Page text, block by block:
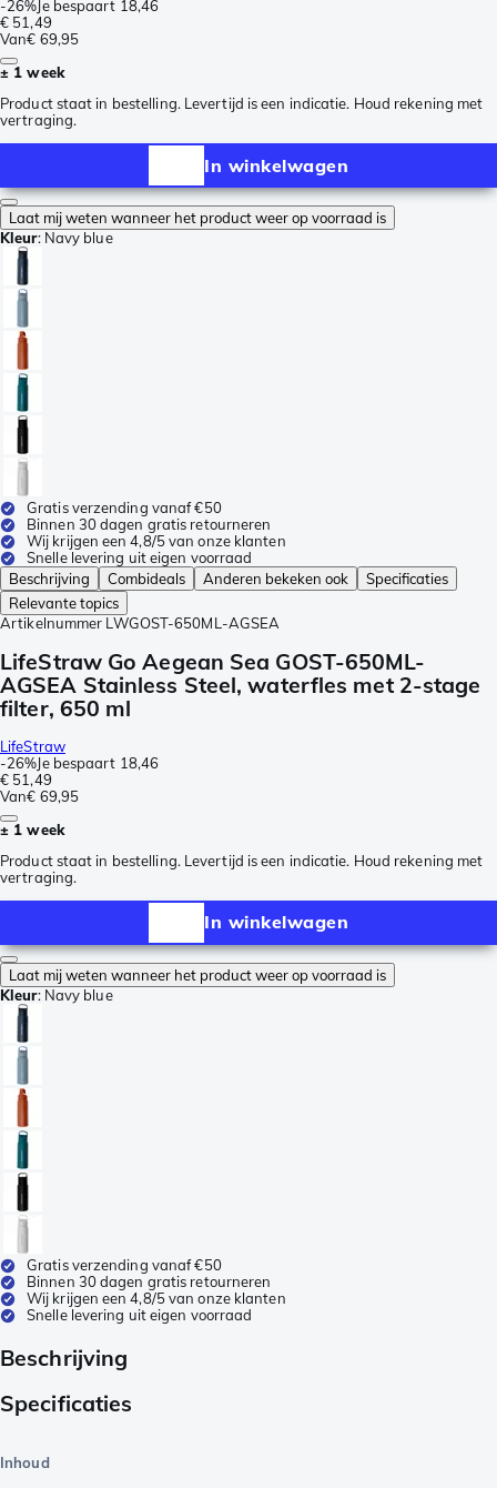
-26% Je bespaart 18,46
€ 51,49
Van€ 69,95
± 1 week
Product staat in bestelling. Levertijd is een indicatie. Houd rekening met
vertraging.
In winkelwagen
Laat mij weten wanneer het product weer op voorraad is
Kleur: Navy blue
Gratis verzending vanaf €50
Binnen 30 dagen gratis retourneren
Wij krijgen een 4,8/5 van onze klanten
Snelle levering uit eigen voorraad
Beschrijving
Combideals Anderen bekeken ook
Specificaties
Relevante topics
Artikelnummer LWGOST-650ML-AGSEA
LifeStraw Go Aegean Sea GOST-650ML-
AGSEA Stainless Steel, waterfles met 2-stage
filter, 650 ml
LifeStraw
-26%Je bespaart 18,46
€ 51,49
Van€ 69,95
± 1 week
Product staat in bestelling. Levertijd is een indicatie. Houd rekening met
vertraging.
In winkelwagen
Laat mij weten wanneer het product weer op voorraad is
Kleur: Navy blue
Gratis verzending vanaf €50
Binnen 30 dagen gratis retourneren
Wij krijgen een 4,8/5 van onze klanten
Snelle levering uit eigen voorraad
Beschrijving
Specificaties
Inhoud